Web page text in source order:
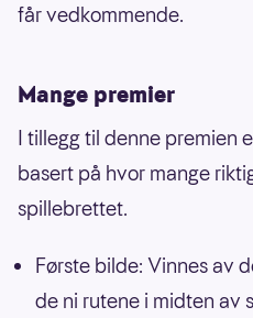
får vedkommende.
Mange premier
I tillegg til denne premien
basert på hvor mange
spillebrettet.
Første bilde: Vinnes av
de ni rutene i midten av